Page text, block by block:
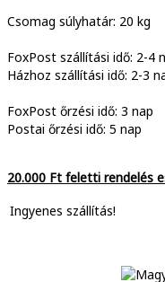
Csomag súlyhatár: 20 kg
FoxPost szállítási idő: 2-4
Házhoz szállítási idő: 2-3
FoxPost őrzési idő: 3 nap
Postai őrzési idő: 5 nap
20.000 Ft feletti rendelés
Ingyenes szállítás!